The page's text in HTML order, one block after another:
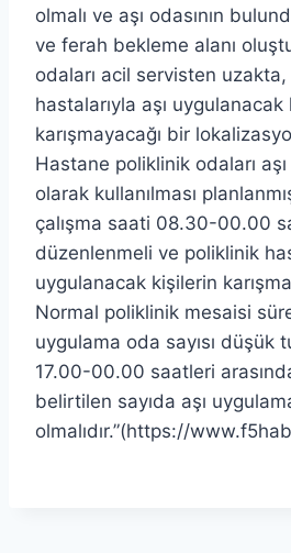
olmalı ve aşı odasının
ve ferah bekleme alanı
odaları acil servisten
hastalarıyla aşı uygulanacak
karışmayacağı bir
Hastane poliklinik odaları
olarak kullanılması
çalışma saati 08.30-00.00
düzenlenmeli ve poliklinik
uygulanacak kişilerin
Normal poliklinik mesaisi
uygulama oda sayısı düşük
17.00-00.00 saatleri
belirtilen sayıda aşı
olmalıdır.”(https://